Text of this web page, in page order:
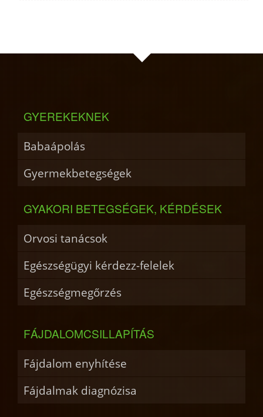
GYEREKEKNEK
Babaápolás
Gyermekbetegségek
GYAKORI BETEGSÉGEK, KÉRDÉSEK
Orvosi tanácsok
Egészségügyi kérdezz-felelek
Egészségmegőrzés
FÁJDALOMCSILLAPÍTÁS
Fájdalom enyhítése
Fájdalmak diagnózisa